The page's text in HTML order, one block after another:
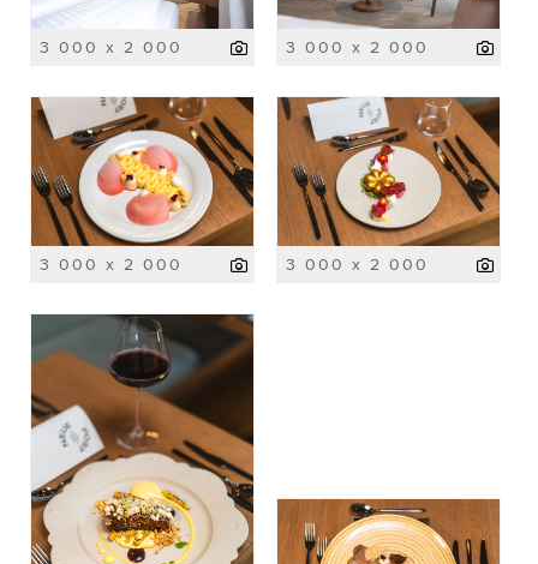
3 000 x 2 000 3 000 x 2 000
3 000 x 2 000 3 000 x 2 000